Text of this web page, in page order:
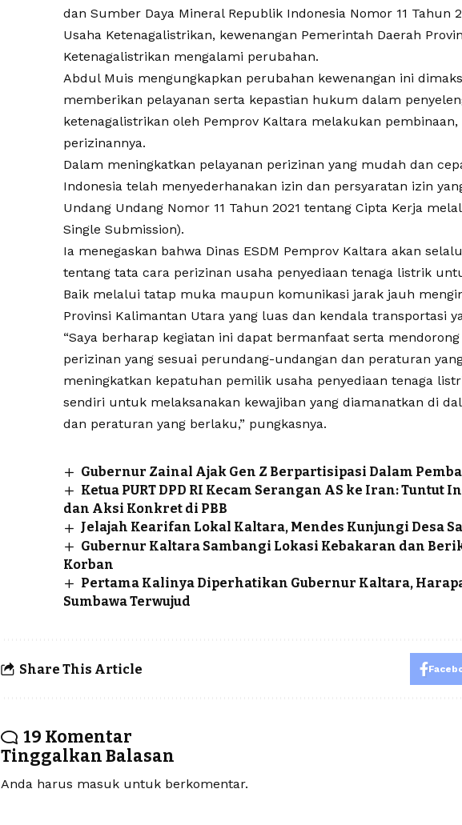
dan Sumber Daya Mineral Republik Indonesia Nomor 11 Tahun
Usaha Ketenagalistrikan, kewenangan Pemerintah Daerah
Ketenagalistrikan mengalami perubahan.
Abdul Muis mengungkapkan perubahan kewenangan ini
memberikan pelayanan serta kepastian hukum dalam
ketenagalistrikan oleh Pemprov Kaltara melakukan
perizinannya.
Dalam meningkatkan pelayanan perizinan yang mudah dan
Indonesia telah menyederhanakan izin dan persyaratan izin
Undang Undang Nomor 11 Tahun 2021 tentang Cipta Kerja
Single Submission).
Ia menegaskan bahwa Dinas ESDM Pemprov Kaltara akan
tentang tata cara perizinan usaha penyediaan tenaga listrik
Baik melalui tatap muka maupun komunikasi jarak jauh
Provinsi Kalimantan Utara yang luas dan kendala transportasi
“Saya berharap kegiatan ini dapat bermanfaat serta
perizinan yang sesuai perundang-undangan dan peraturan
meningkatkan kepatuhan pemilik usaha penyediaan tenaga
sendiri untuk melaksanakan kewajiban yang diamanatkan di
dan peraturan yang berlaku,” pungkasnya.
Gubernur Zainal Ajak Gen Z Berpartisipasi Dalam
Ketua PURT DPD RI Kecam Serangan AS ke Iran: Tuntut
dan Aksi Konkret di PBB
Jelajah Kearifan Lokal Kaltara, Mendes Kunjungi Desa
Gubernur Kaltara Sambangi Lokasi Kebakaran dan
Korban
Pertama Kalinya Diperhatikan Gubernur Kaltara,
Sumbawa Terwujud
Share This Article
19 Komentar
Tinggalkan Balasan
Anda harus masuk untuk berkomentar.